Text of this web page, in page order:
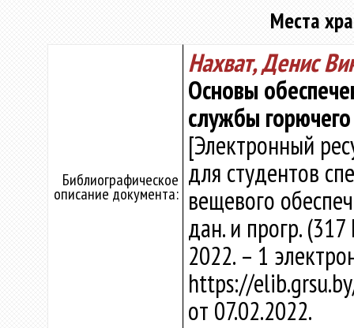
Места
Библиографическое
описание документа:
Нахват, Денис
Основы
службы горючего
[Электронный
для студентов
вещевого
дан. и прогр.
2022. – 1
https://
от 07.02.2022.